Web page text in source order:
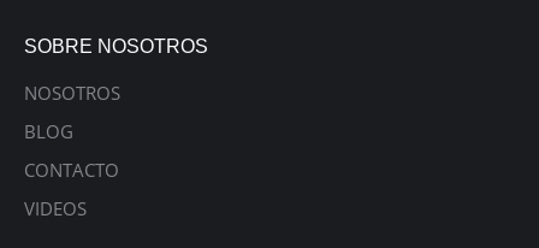
SOBRE NOSOTROS
NOSOTROS
BLOG
CONTACTO
VIDEOS